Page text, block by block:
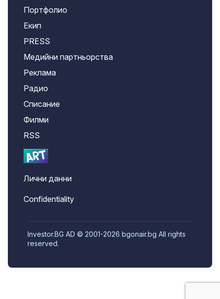
Портфолио
Екип
PRESS
Медийни партньорства
Реклама
Радио
Списание
Филми
RSS
Лични данни
Confidentiality
Investor.BG AD © 2001-2026 bgonair.bg All rights
reserved.